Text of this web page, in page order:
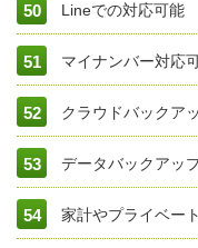
Lineでの対応可能
マイナンバー対応
クラウドバックア
データバックアッ
家計やプライベー